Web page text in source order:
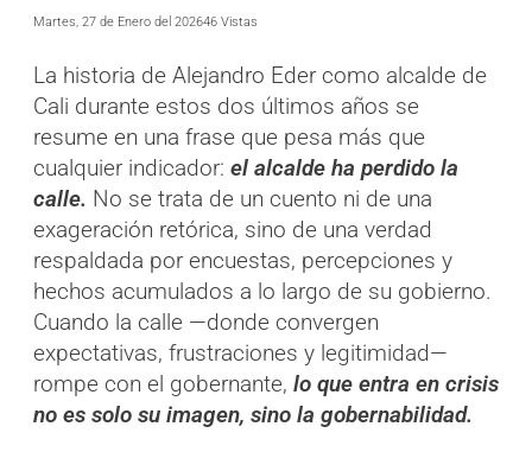
Martes, 27 de Enero del 202646 Vistas
La historia de Alejandro Eder como alcalde de
Cali durante estos dos últimos años se
resume en una frase que pesa más que
cualquier indicador: el alcalde ha perdido la
calle. No se trata de un cuento ni de una
exageración retórica, sino de una verdad
respaldada por encuestas, percepciones y
hechos acumulados a lo largo de su gobierno.
Cuando la calle —donde convergen
expectativas, frustraciones y legitimidad—
rompe con el gobernante, lo que entra en crisis
no es solo su imagen, sino la gobernabilidad.